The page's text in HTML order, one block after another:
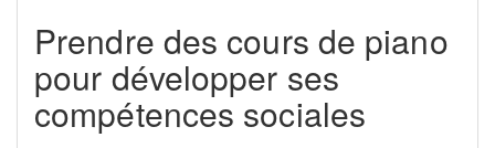
Prendre des cours de piano
pour développer ses
compétences sociales